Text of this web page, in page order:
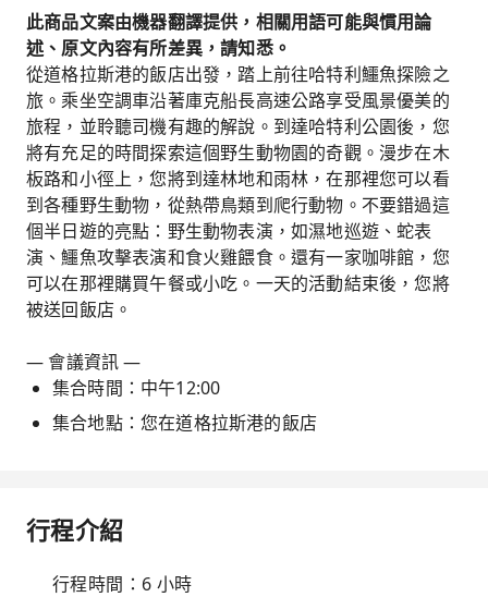
此商品文案由機器翻譯提供，相關用語可能與慣用論
述、原文內容有所差異，請知悉。
從道格拉斯港的飯店出發，踏上前往哈特利鱷魚探險之
旅。乘坐空調車沿著庫克船長高速公路享受風景優美的
旅程，並聆聽司機有趣的解說。到達哈特利公園後，您
將有充足的時間探索這個野生動物園的奇觀。漫步在木
板路和小徑上，您將到達林地和雨林，在那裡您可以看
到各種野生動物，從熱帶鳥類到爬行動物。不要錯過這
個半日遊的亮點：野生動物表演，如濕地巡遊、蛇表
演、鱷魚攻擊表演和食火雞餵食。還有一家咖啡館，您
可以在那裡購買午餐或小吃。一天的活動結束後，您將
被送回飯店。
— 會議資訊 —
集合時間：中午12:00
集合地點：您在道格拉斯港的飯店
行程介紹
行程時間：6 小時